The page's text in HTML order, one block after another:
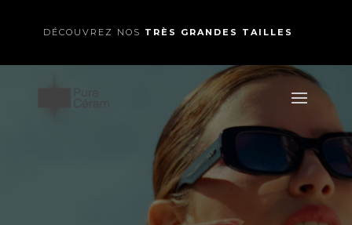
DÉCOUVREZ NOS TRÈS GRANDES TAILLES